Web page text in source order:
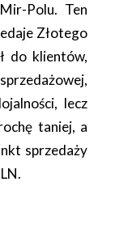
Polu. Ten
Złotego
do klientów,
lecz
taniej, a
sprzedaży